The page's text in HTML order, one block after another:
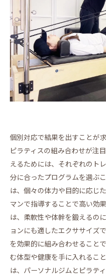
個別対応で結果を出すことが
ピラティスの組み合わせが注
えるためには、それぞれのト
分に合ったプログラムを選ぶ
は、個々の体力や目的に応じ
マンで指導することで高い効
は、柔軟性や体幹を鍛えるの
ョンにも適したエクササイズ
を効果的に組み合わせること
む体型や健康を手に入れるこ
は、パーソナルジムとピラテ